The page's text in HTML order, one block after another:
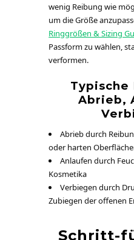
wenig Reibung wie
um die Größe
Ringgrößen & Sizing
Passform zu wählen,
verformen.
Typische
Abrieb,
Abrieb durch
oder harten
Anlaufen durch
Kosmetika
Verbiegen durch
Zubiegen der offenen
Schritt-